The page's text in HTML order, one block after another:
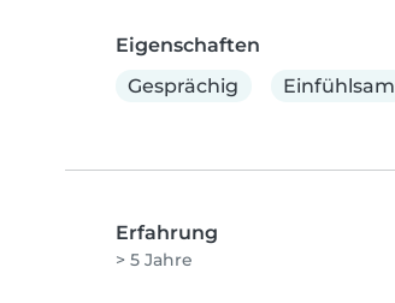
Eigenschaften
Gesprächig
Einfühlsam
Erfahrung
> 5 Jahre